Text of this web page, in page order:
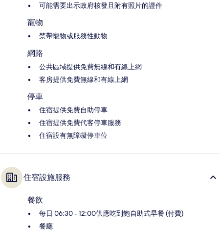
可能需要出示政府核發且附有照片的證件
寵物
禁帶寵物或服務性動物
網路
公共區域提供免費無線和有線上網
客房提供免費無線和有線上網
停車
住宿提供免費自助停車
住宿提供免費代客停車服務
住宿設有無障礙停車位
住宿設施服務
餐飲
每日 06:30 - 12:00供應吃到飽自助式早餐 (付費)
餐廳